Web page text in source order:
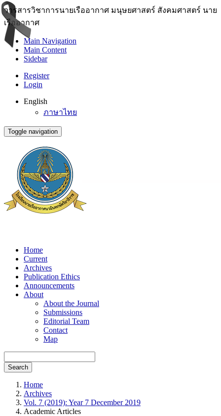
วารสารวิชาการนายเรืออากาศ มนุษยศาสตร์ สังคมศาสตร์ นาย
เรืออากาศ
Main Navigation
Main Content
Sidebar
Register
Login
English
ภาษาไทย
Toggle navigation
Home
Current
Archives
Publication Ethics
Announcements
About
About the Journal
Submissions
Editorial Team
Contact
Map
Search
Home
Archives
Vol. 7 (2019): Year 7 December 2019
Academic Articles